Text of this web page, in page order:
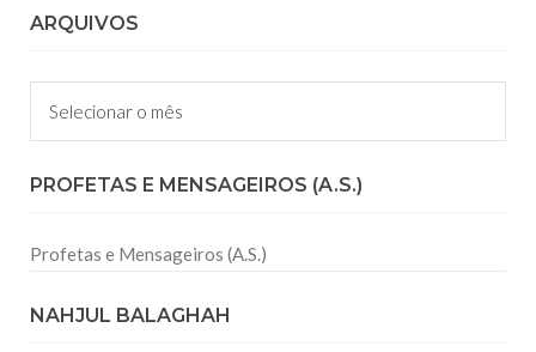
ARQUIVOS
Arquivos
PROFETAS E MENSAGEIROS (A.S.)
Profetas e Mensageiros (A.S.)
NAHJUL BALAGHAH